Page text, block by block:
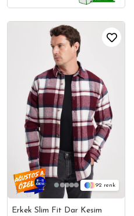
92
Erkek Slim Fit Dar Kesim